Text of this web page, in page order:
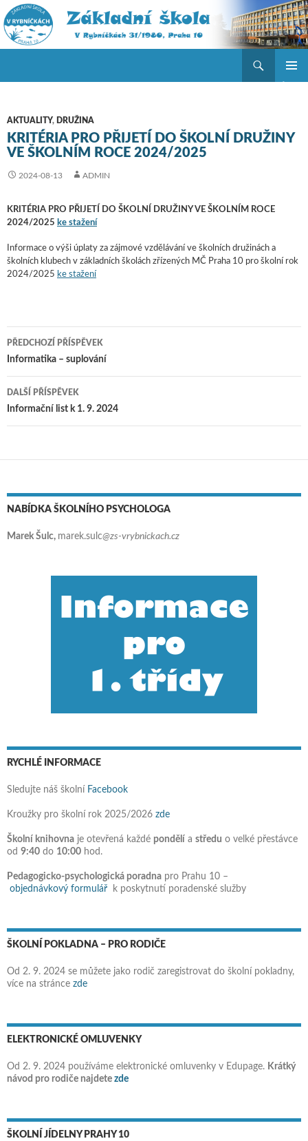
AKTUALITY, DRUŽINA
KRITÉRIA PRO PŘIJETÍ DO ŠKOLNÍ DRUŽINY
VE ŠKOLNÍM ROCE 2024/2025
2024-08-13 ADMIN
KRITÉRIA PRO PŘIJETÍ DO ŠKOLNÍ DRUŽINYVE ŠKOLNÍM ROCE
2024/2025 ke stažení
Informace o výši úplaty za zájmové vzdělávání ve školních družinách a
školních klubech v základních školách zřízených MČ Praha 10 pro školní rok
2024/2025 ke stažení
Navigace pro příspěvky
PŘEDCHOZÍ PŘÍSPĚVEK
Informatika – suplování
DALŠÍ PŘÍSPĚVEK
Informační list k 1. 9. 2024
NABÍDKA ŠKOLNÍHO PSYCHOLOGA
Marek Šulc, marek.sulc@zs-vrybnickach.cz
RYCHLÉ INFORMACE
Sledujte náš školní Facebook
Kroužky pro školní rok 2025/2026 zde
Školní knihovna je otevřená každé pondělí a středu o velké přestávce
od 9:40 do 10:00 hod.
Pedagogicko-psychologická poradna pro Prahu 10 –
objednávkový formulář k poskytnutí poradenské služby
ŠKOLNÍ POKLADNA – PRO RODIČE
Od 2. 9. 2024 se můžete jako rodič zaregistrovat do školní pokladny,
více na stránce zde
ELEKTRONICKÉ OMLUVENKY
Od 2. 9. 2024 používáme elektronické omluvenky v Edupage. Krátký
návod pro rodiče najdete zde
ŠKOLNÍ JÍDELNY PRAHY 10